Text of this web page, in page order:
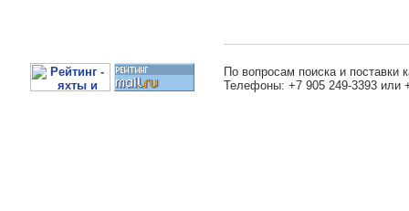
По вопросам поиска и поставки
Телефоны: +7 905 249-3393 или